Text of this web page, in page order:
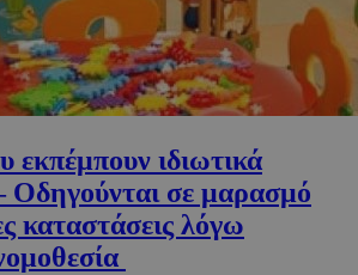
εκπέμπουν ιδιωτικά
Οδηγούνται σε μαρασμό
καταστάσεις λόγω